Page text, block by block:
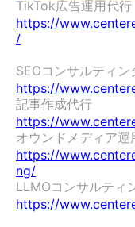
TikTok広告運用代
https://
/
SEOコンサルティ
https://
記事作成代行
https://
オウンドメディア
https://
ng/
LLMOコンサルティ
https://